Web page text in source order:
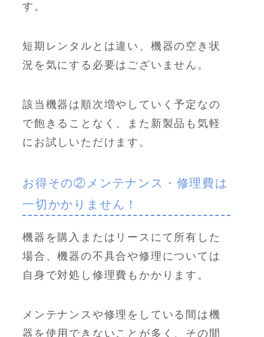
す。
短期レンタルとは違い、機器の空き状
況を気にする必要はございません。
該当機器は順次増やしていく予定なの
で飽きることなく、また新製品も気軽
にお試しいただけます。
お得その②メンテナンス・修理費は
一切かかりません！
機器を購入またはリースにて所有した
場合、機器の不具合や修理については
自身で対処し修理費もかかります。
メンテナンスや修理をしている間は機
器を使用できないことが多く、その間